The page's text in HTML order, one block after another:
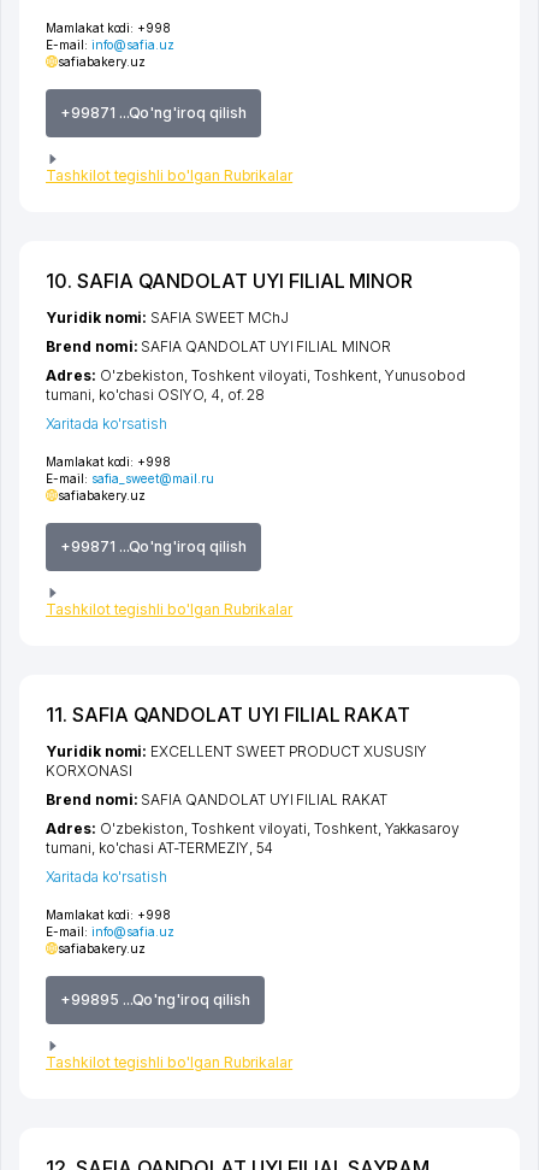
Mamlakat kodi: +998
E-mail: info@safia.uz
safiabakery.uz
+99871 ...Qo'ng'iroq qilish
Tashkilot tegishli bo'lgan Rubrikalar
10. SAFIA QANDOLAT UYI FILIAL MINOR
Mamlakat kodi: +998
E-mail: safia_sweet@mail.ru
safiabakery.uz
+99871 ...Qo'ng'iroq qilish
Tashkilot tegishli bo'lgan Rubrikalar
Yuridik nomi: SAFIA SWEET MChJ
Brend nomi: SAFIA QANDOLAT UYI FILIAL MINOR
Adres: O'zbekiston,Toshkent viloyati ,Toshkent, Yunusobod
tumani ko'chasi OSIYO, 4, of. 28
Xaritada ko'rsatish
11. SAFIA QANDOLAT UYI FILIAL RAKAT
Mamlakat kodi: +998
E-mail: info@safia.uz
safiabakery.uz
+99895 ...Qo'ng'iroq qilish
Tashkilot tegishli bo'lgan Rubrikalar
Yuridik nomi: EXCELLENT SWEET PRODUCT XUSUSIY
KORXONASI
Brend nomi: SAFIA QANDOLAT UYI FILIAL RAKAT
Adres: O'zbekiston,Toshkent viloyati,Toshkent, Yakkasaroy
tumani, ko'chasi AT-TERMEZIY, 54
Xaritada ko'rsatish